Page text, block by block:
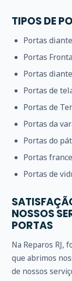
TIPOS DE
Portas
Portas
Portas
Portas de
Portas de
Portas da
Portas do
Portas
Portas de
NOSSOS
PORTAS
Na Reparos RJ,
que abrimos
de nossos